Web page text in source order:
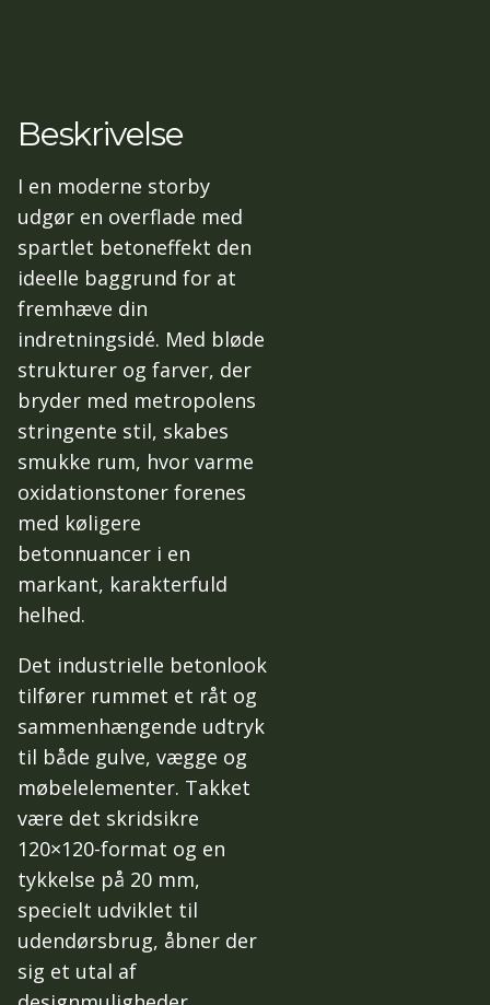
Beskrivelse
I en moderne storby
udgør en overflade med
spartlet betoneffekt den
ideelle baggrund for at
fremhæve din
indretningsidé. Med bløde
strukturer og farver, der
bryder med metropolens
stringente stil, skabes
smukke rum, hvor varme
oxidationstoner forenes
med køligere
betonnuancer i en
markant, karakterfuld
helhed.
Det industrielle betonlook
tilfører rummet et råt og
sammenhængende udtryk
til både gulve, vægge og
møbelelementer. Takket
være det skridsikre
120×120-format og en
tykkelse på 20 mm,
specielt udviklet til
udendørsbrug, åbner der
sig et utal af